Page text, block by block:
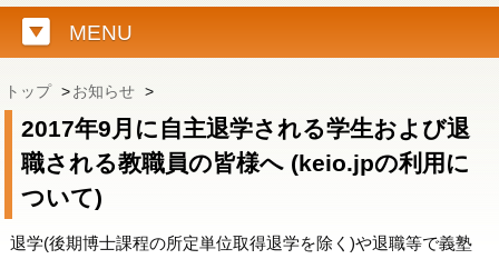
MENU
トップ >お知らせ >
2017年9月に自主退学される学生および退
職される教職員の皆様へ (keio.jpの利用に
ついて)
退学(後期博士課程の所定単位取得退学を除く)や退職等で義塾